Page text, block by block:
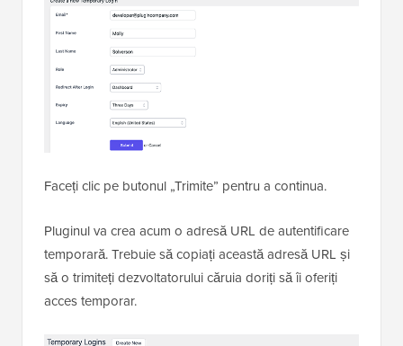
Faceți clic pe butonul „Trimite” pentru a continua.
Pluginul va crea acum o adresă URL de autentificare
temporară. Trebuie să copiați această adresă URL și
să o trimiteți dezvoltatorului căruia doriți să îi oferiți
acces temporar.